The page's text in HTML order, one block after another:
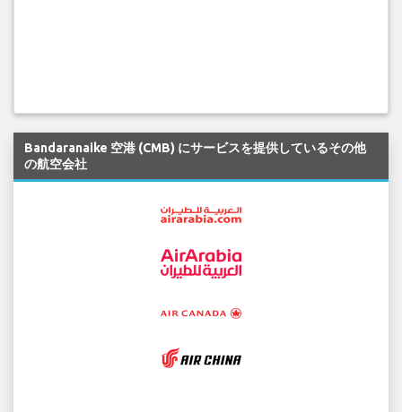
Bandaranaike 空港 (CMB) にサービスを提供しているその他
の航空会社